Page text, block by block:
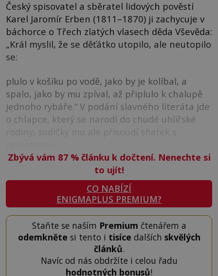
Český spisovatel a sběratel lidových pověstí
Karel Jaromír Erben (1811–1870) ji zachycuje v
báchorce o Třech zlatých vlasech děda Vševěda:
„Král myslil, že se děťátko utopilo, ale neutopilo
se:
plulo v košíku po vodě, jako by je kolíbal, a
spalo, jako by mu zpíval, až připlulo k chalupě
jednoho rybáře.“ V podání slavného literáta jde
o chlapce, který se narodí do chudé uhlířské
rodiny, sudičky mu ale přisoudí sňatek s
Zbývá vám 87 %článku k dočtení. Nenechte si
to ujít!
CO NABÍZÍ
ENIGMAPLUS PREMIUM?
Staňte se naším Premium čtenářem a
odemkněte si tento i tisíce dalších skvělých
článků.
Navíc od nás obdržíte i celou řadu
hodnotných bonusů!